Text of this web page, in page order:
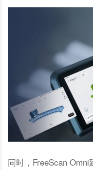
同时，FreeScan